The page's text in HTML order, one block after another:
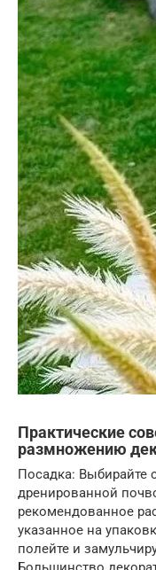
Практические
размножению
Посадка: Выбирайте
дренированной
рекомендованное
указанное на
полейте и